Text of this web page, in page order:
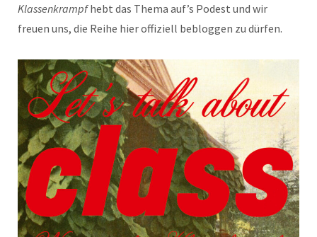
Klassenkrampfhebt das Thema auf’s Podest und wir
freuen uns, die Reihe hier offiziell bebloggen zu dürfen.